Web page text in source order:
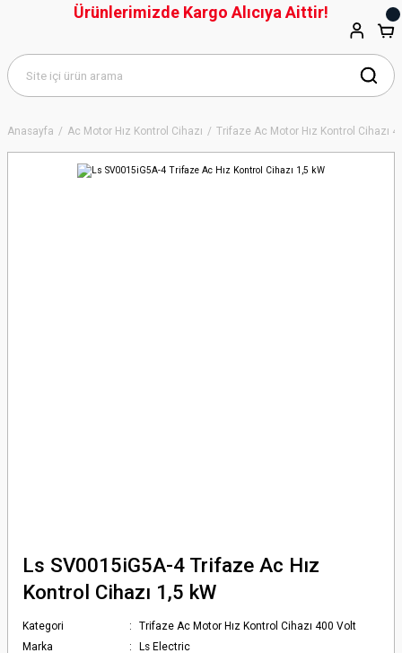
Anasayfa Ac Motor Hız Kontrol Cihazı Trifaze Ac Motor Hız Kontrol Cihazı
Ls SV0015iG5A-4 Trifaze Ac Hız
Kontrol Cihazı 1,5 kW
Kategori
Trifaze Ac Motor Hız Kontrol Cihazı 400 Volt
Marka
Ls Electric
Ürünlerimizde Kargo Alıcıya Aittir!